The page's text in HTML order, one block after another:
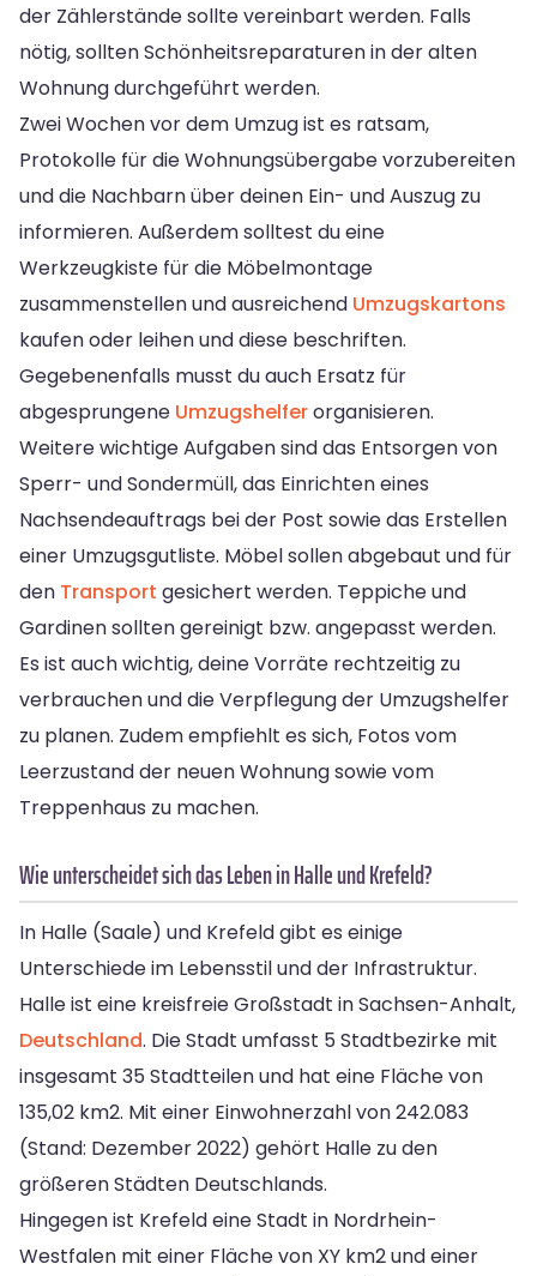
der Zählerstände sollte vereinbart werden. Falls
nötig, sollten Schönheitsreparaturen in der alten
Wohnung durchgeführt werden.
Zwei Wochen vor dem Umzug ist es ratsam,
Protokolle für die Wohnungsübergabe vorzubereiten
und die Nachbarn über deinen Ein- und Auszug zu
informieren. Außerdem solltest du eine
Werkzeugkiste für die Möbelmontage
zusammenstellen und ausreichend Umzugskartons
kaufen oder leihen und diese beschriften.
Gegebenenfalls musst du auch Ersatz für
abgesprungene Umzugshelferorganisieren.
Weitere wichtige Aufgaben sind das Entsorgen von
Sperr- und Sondermüll, das Einrichten eines
Nachsendeauftrags bei der Post sowie das Erstellen
einer Umzugsgutliste. Möbel sollen abgebaut und für
den Transport gesichert werden. Teppiche und
Gardinen sollten gereinigt bzw. angepasst werden.
Es ist auch wichtig, deine Vorräte rechtzeitig zu
verbrauchen und die Verpflegung der Umzugshelfer
zu planen. Zudem empfiehlt es sich, Fotos vom
Leerzustand der neuen Wohnung sowie vom
Treppenhaus zu machen.
Wie unterscheidet sich das Leben in Halle und Krefeld?
In Halle (Saale) und Krefeld gibt es einige
Unterschiede im Lebensstil und der Infrastruktur.
Halle ist eine kreisfreie Großstadt in Sachsen-Anhalt,
Deutschland. Die Stadt umfasst 5 Stadtbezirke mit
insgesamt 35 Stadtteilen und hat eine Fläche von
135,02 km2. Mit einer Einwohnerzahl von 242.083
(Stand: Dezember 2022) gehört Halle zu den
größeren Städten Deutschlands.
Hingegen ist Krefeld eine Stadt in Nordrhein-
Westfalen mit einer Fläche von XY km2 und einer